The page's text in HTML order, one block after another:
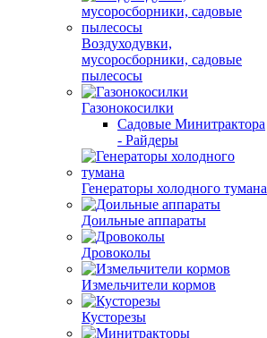
Воздуходувки,
мусоросборники, cадовые
пылесосы
Газонокосилки
Садовые Минитрактора
- Райдеры
Генераторы холодного тумана
Доильные аппараты
Дровоколы
Измельчители кормов
Кусторезы